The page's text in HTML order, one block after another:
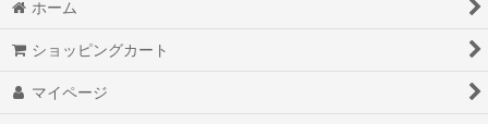
アイリスクォーツ
ホーム
ショッピングカート
マイページ